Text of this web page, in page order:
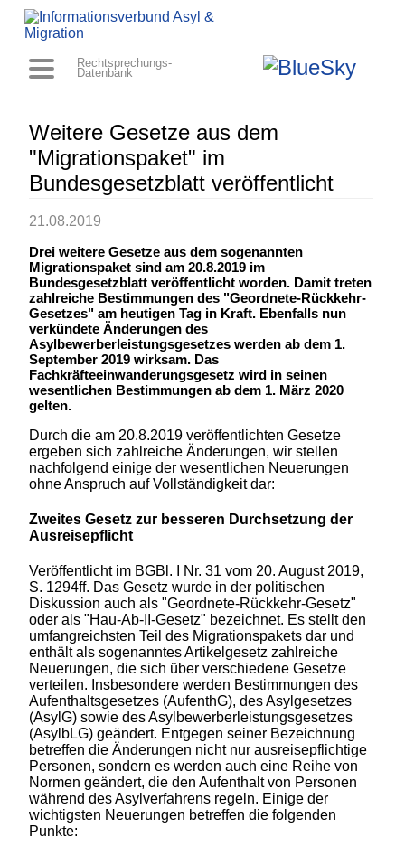
Rechtsprechungs-
Datenbank
Weitere Gesetze aus dem
"Migrationspaket" im
Bundesgesetzblatt veröffentlicht
21.08.2019
Drei weitere Gesetze aus dem sogenannten
Migrationspaket sind am 20.8.2019 im
Bundesgesetzblatt veröffentlicht worden. Damit treten
zahlreiche Bestimmungen des "Geordnete-Rückkehr-
Gesetzes" am heutigen Tag in Kraft. Ebenfalls nun
verkündete Änderungen des
Asylbewerberleistungsgesetzes werden ab dem 1.
September 2019 wirksam. Das
Fachkräfteeinwanderungsgesetz wird in seinen
wesentlichen Bestimmungen ab dem 1. März 2020
gelten.
Durch die am 20.8.2019 veröffentlichten Gesetze
ergeben sich zahlreiche Änderungen, wir stellen
nachfolgend einige der wesentlichen Neuerungen
ohne Anspruch auf Vollständigkeit dar:
Zweites Gesetz zur besseren Durchsetzung der
Ausreisepflicht
Veröffentlicht im BGBl. I Nr. 31 vom 20. August 2019,
S. 1294ff. Das Gesetz wurde in der politischen
Diskussion auch als "Geordnete-Rückkehr-Gesetz"
oder als "Hau-Ab-II-Gesetz" bezeichnet. Es stellt den
umfangreichsten Teil des Migrationspakets dar und
enthält als sogenanntes Artikelgesetz zahlreiche
Neuerungen, die sich über verschiedene Gesetze
verteilen. Insbesondere werden Bestimmungen des
Aufenthaltsgesetzes (AufenthG), des Asylgesetzes
(AsylG) sowie des Asylbewerberleistungsgesetzes
(AsylbLG) geändert. Entgegen seiner Bezeichnung
betreffen die Änderungen nicht nur ausreisepflichtige
Personen, sondern es werden auch eine Reihe von
Normen geändert, die den Aufenthalt von Personen
während des Asylverfahrens regeln. Einige der
wichtigsten Neuerungen betreffen die folgenden
Punkte: